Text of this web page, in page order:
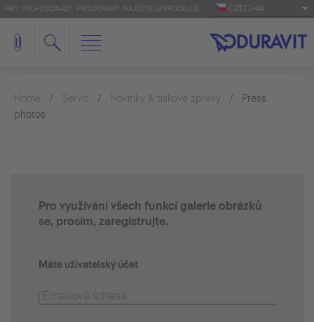
PRO 'PROFESIONÁLY': PRO.DURAVIT NAJDĚTE SI PRODEJCE CZECHIA
Home Servis Novinky & tiskové zprávy
Press
photos
Pro využívání všech funkcí galerie obrázků
se, prosím, zaregistrujte.
Máte uživatelský účet